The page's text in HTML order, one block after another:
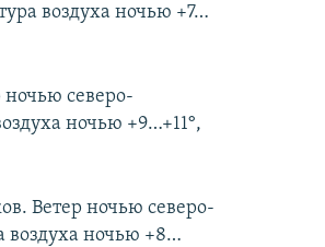
воздуха ночью +7…
ночью северо-
ночью +9…+11°,
Ветер ночью северо-
ночью +8…